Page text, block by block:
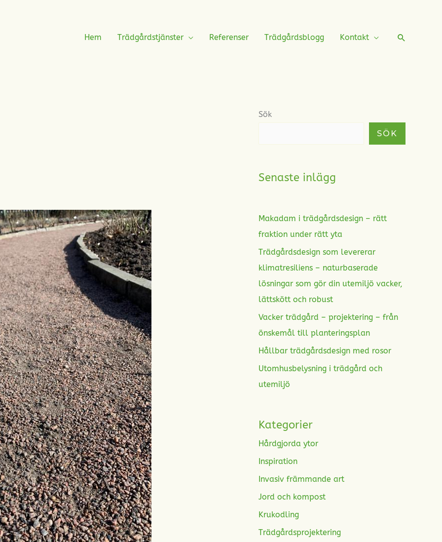
Hem
Trädgårdstjänster Referenser Trädgårdsblogg Kontakt Sök
Sök
SÖK
Senaste inlägg
Makadam i trädgårdsdesign – rätt
fraktion under rätt yta
Trädgårdsdesign som levererar
klimatresiliens – naturbaserade
lösningar som gör din utemiljö vacker,
lättskött och robust
Vacker trädgård – projektering – från
önskemål till planteringsplan
Hållbar trädgårdsdesign med rosor
Utomhusbelysning i trädgård och
utemiljö
Kategorier
Hårdgjorda ytor
Inspiration
Invasiv främmande art
Jord och kompost
Krukodling
Trädgårdsprojektering